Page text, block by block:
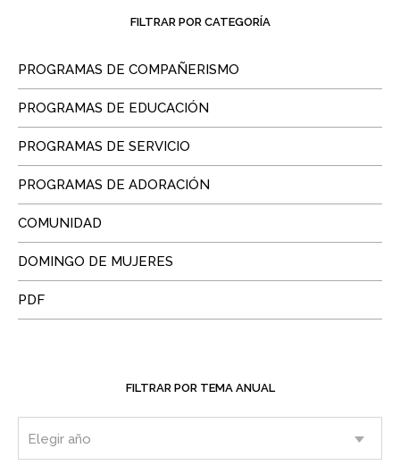
FILTRAR POR CATEGORÍA
PROGRAMAS DE COMPAÑERISMO
PROGRAMAS DE EDUCACIÓN
PROGRAMAS DE SERVICIO
PROGRAMAS DE ADORACIÓN
COMUNIDAD
DOMINGO DE MUJERES
PDF
FILTRAR POR TEMA ANUAL